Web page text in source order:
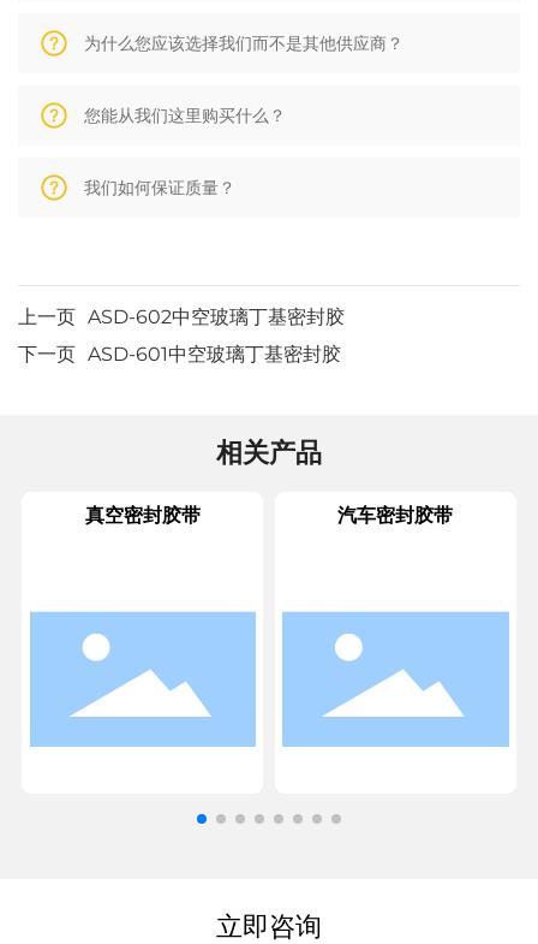
为什么您应该选择我们而不是其他供应商？
您能从我们这里购买什么？
我们如何保证质量？
上一页 ASD-602中空玻璃丁基密封胶
下一页 ASD-601中空玻璃丁基密封胶
相关产品
真空密封胶带 汽车密封胶带
立即咨询